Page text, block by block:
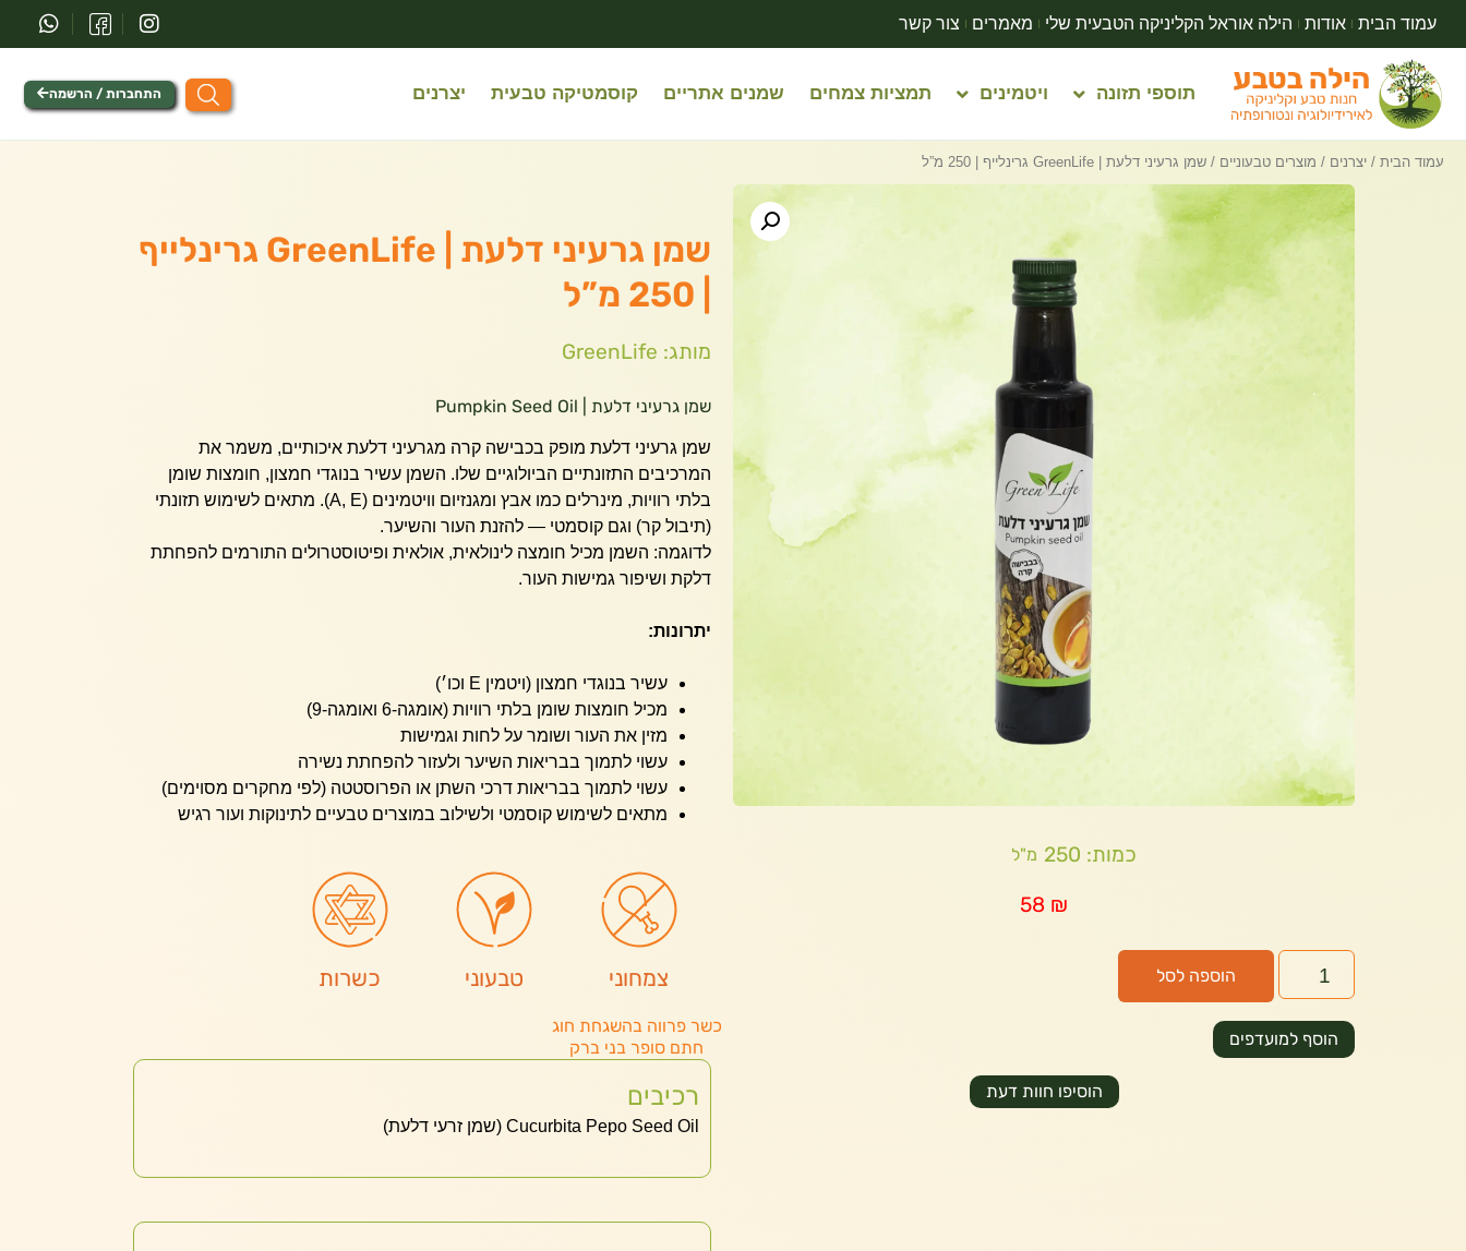
עמוד הבית אודות הילה אוראל הקליניקה הטבעית שלי מאמרים צור קשר
תוספי תזונה ויטמינים תמציות צמחים שמנים אתריים קוסמטיקה טבעית יצרנים התחברות / הרשמה
עמוד הבית / יצרנים / מוצרים טבעוניים / שמן גרעיני דלעת | GreenLife גרינלייף | 250 מ”ל
כמות: 250 מ"ל
58 ₪
הוספה לסל
הוסיפו חוות דעת
הוסף למועדפים
שמן גרעיני דלעת | GreenLife גרינלייף
מותג: GreenLife
שמן גרעיני דלעת | Pumpkin Seed Oil
שמן גרעיני דלעת מופק בכבישה קרה מגרעיני דלעת איכותיים, משמר את
המרכיבים התזונתיים הביולוגיים שלו. השמן עשיר בנוגדי חמצון, חומצות שומן
בלתי רוויות, מינרלים כמו אבץ ומגנזיום וויטמינים (A, E). מתאים לשימוש תזונתי
(תיבול קר) וגם קוסמטי — להזנת העור והשיער.
לדוגמה: השמן מכיל חומצה לינולאית, אולאית ופיטוסטרולים התורמים להפחתת
דלקת ושיפור גמישות העור.
יתרונות:
עשיר בנוגדי חמצון (ויטמין E וכו׳)
מכיל חומצות שומן בלתי רוויות (אומגה-6 ואומגה-9)
מזין את העור ושומר על לחות וגמישות
עשוי לתמוך בבריאות השיער ולעזור להפחתת נשירה
עשוי לתמוך בבריאות דרכי השתן או הפרוסטטה (לפי מחקרים מסוימים)
מתאים לשימוש קוסמטי ולשילוב במוצרים טבעיים לתינוקות ועור רגיש
צמחוני טבעוני כשרות
כשר פרווה בהשגחת חוג
חתם סופר בני ברק
רכיבים
Cucurbita Pepo Seed Oil (שמן זרעי דלעת)